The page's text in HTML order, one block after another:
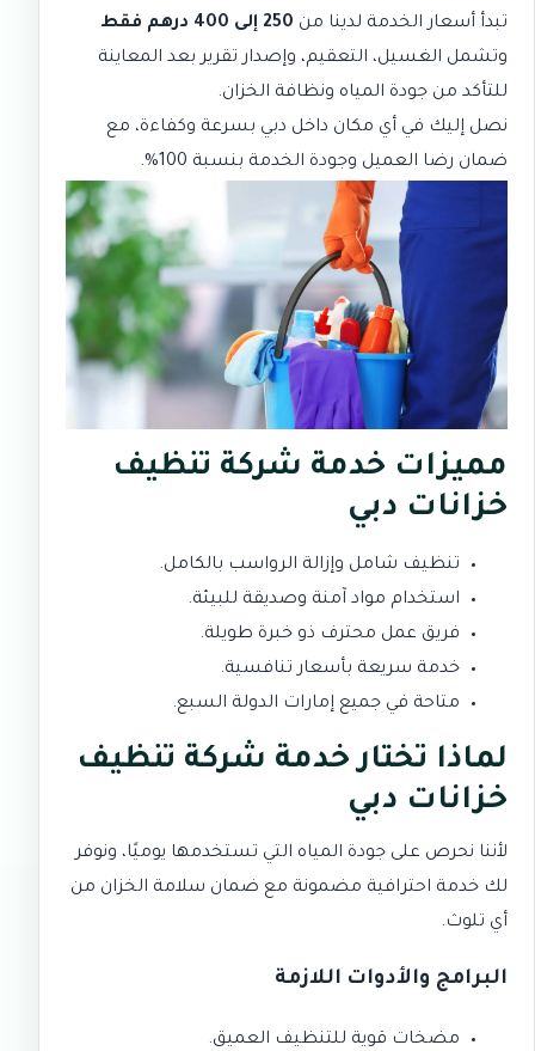
تبدأ أسعار الخدمة لدينا من 250 إلى 400 درهم فقط
وتشمل الغسيل، التعقيم، وإصدار تقرير بعد المعاينة
للتأكد من جودة المياه ونظافة الخزان.
نصل إليك في أي مكان داخل دبي بسرعة وكفاءة، مع
ضمان رضا العميل وجودة الخدمة بنسبة 100%.
مميزات خدمة شركة تنظيف
خزانات دبي
تنظيف شامل وإزالة الرواسب بالكامل.
استخدام مواد آمنة وصديقة للبيئة.
فريق عمل محترف ذو خبرة طويلة.
خدمة سريعة بأسعار تنافسية.
متاحة في جميع إمارات الدولة السبع.
لماذا تختار خدمة شركة تنظيف
خزانات دبي
لأننا نحرص على جودة المياه التي تستخدمها يوميًا، ونوفر
لك خدمة احترافية مضمونة مع ضمان سلامة الخزان من
أي تلوث.
البرامج والأدوات اللازمة
مضخات قوية للتنظيف العميق.